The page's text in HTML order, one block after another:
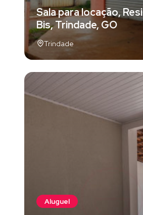
Sala para locação,
Bis, Trindade, GO
Trindade
Aluguel